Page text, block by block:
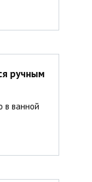
ручным
в ванной